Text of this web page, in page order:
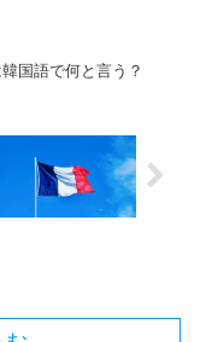
国語で何と言う？